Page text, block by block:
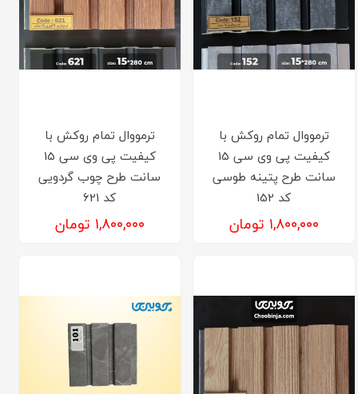
ترمووال تمام روکش با
کیفیت پی وی سی 15
سانت طرح پتینه طوسی
کد 152
۱,۸۰۰,۰۰۰ تومان
ترمووال تمام روکش با
کیفیت پی وی سی 15
سانت طرح چوب گردویی
کد 621
۱,۸۰۰,۰۰۰ تومان